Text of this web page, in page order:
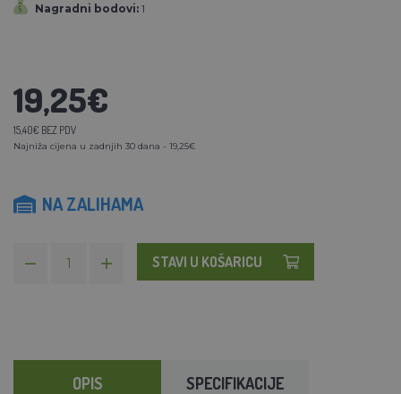
Nagradni bodovi: 1
19,25€
15,40€ BEZ PDV
Najniža cijena u zadnjih 30 dana - 19,25€
NA ZALIHAMA
STAVI U KOŠARICU
OPIS SPECIFIKACIJE